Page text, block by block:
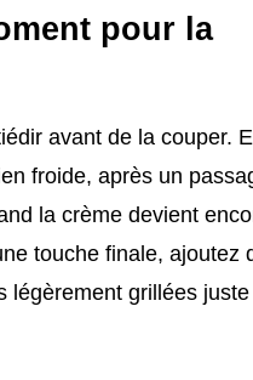
pour la
avant de la couper.
froide, après un
la crème devient
touche finale, ajoutez
légèrement grillées